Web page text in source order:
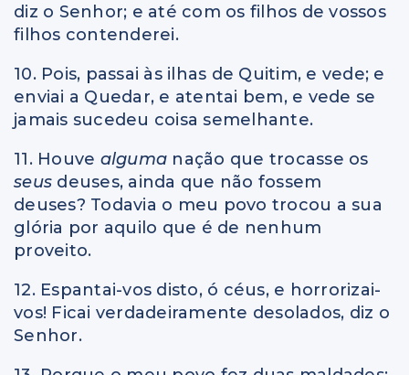
diz o Senhor; e até com os filhos de vossos
filhos contenderei.
10. Pois, passai às ilhas de Quitim, e vede; e
enviai a Quedar, e atentai bem, e vede se
jamais sucedeu coisa semelhante.
11. Houve alguma nação que trocasse os
seus deuses, ainda que não fossem
deuses? Todavia o meu povo trocou a sua
glória por aquilo que é de nenhum
proveito.
12. Espantai-vos disto, ó céus, e horrorizai-
vos! Ficai verdadeiramente desolados, diz o
Senhor.